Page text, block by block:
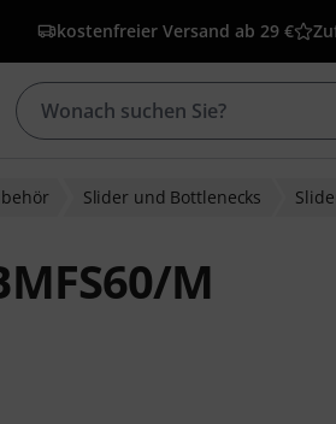
kostenfreier Versand ab 29 €
Slider und Bottlenecks
M